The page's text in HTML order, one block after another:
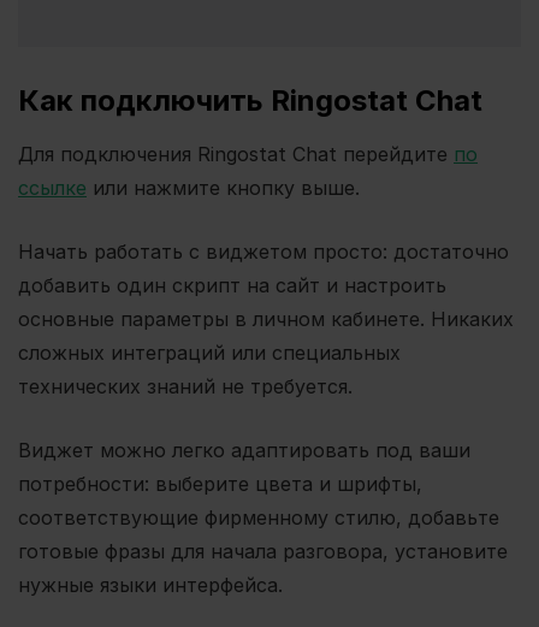
Как подключить Ringostat Chat
Для подключения Ringostat Chat перейдите по
ссылке или нажмите кнопку выше.
Начать работать с виджетом просто: достаточно
добавить один скрипт на сайт и настроить
основные параметры в личном кабинете. Никаких
сложных интеграций или специальных
технических знаний не требуется.
Виджет можно легко адаптировать под ваши
потребности: выберите цвета и шрифты,
соответствующие фирменному стилю, добавьте
готовые фразы для начала разговора, установите
нужные языки интерфейса.